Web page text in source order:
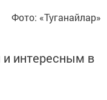
Фото: «Туганайлар»
интересным в